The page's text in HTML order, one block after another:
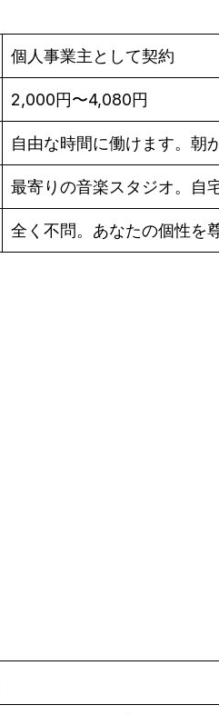
個人事業主として契約
2,000円〜4,080円
自由な時間に働けます。朝
最寄りの音楽スタジオ。自
全く不問。あなたの個性を